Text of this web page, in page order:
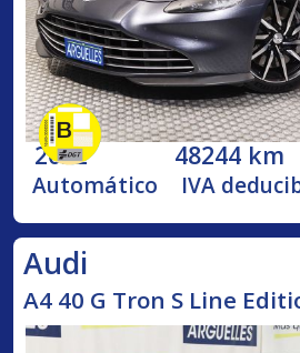
2022 48244 km
Automático IVA
Audi
A4 40 G Tron S Line